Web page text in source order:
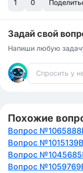
1 0
Задай свой
Напиши любую
Похожие
Вопрос №1065888
Вопрос №1015139
Вопрос №1045685
Вопрос №1059769